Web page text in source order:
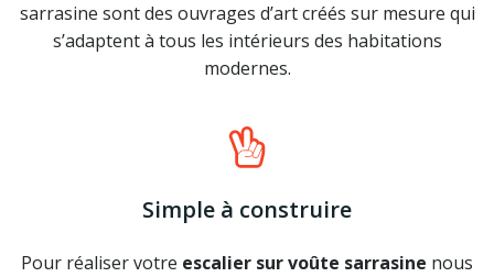
sarrasine sont des ouvrages d’art créés sur mesure qui
s’adaptent à tous les intérieurs des habitations
modernes.
Simple à construire
Pour réaliser votre escalier sur voûte sarrasine nous